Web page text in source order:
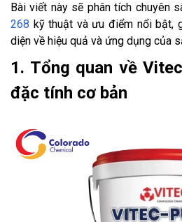
Bài viết này sẽ phân tích chuyên
268 kỹ thuật và ưu điểm nổi bật,
diện về hiệu quả và ứng dụng của
1. Tổng quan về
đặc tính cơ bản